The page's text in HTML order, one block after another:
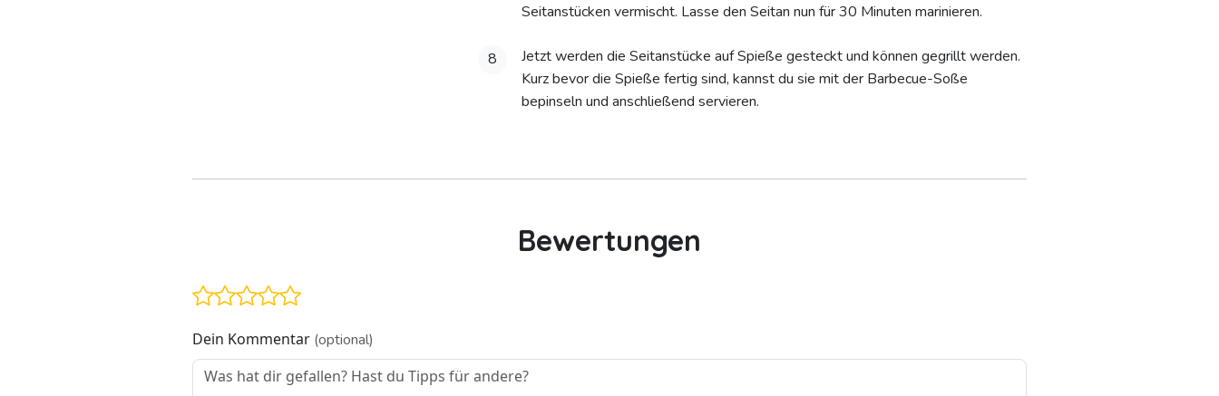
Seitanstücken vermischt. Lasse den Seitan nun für 30 Minuten marinieren.
8
Jetzt werden die Seitanstücke auf Spieße gesteckt und können gegrillt werden.
Kurz bevor die Spieße fertig sind, kannst du sie mit der Barbecue-Soße
bepinseln und anschließend servieren.
Bewertungen
Dein Kommentar (optional)